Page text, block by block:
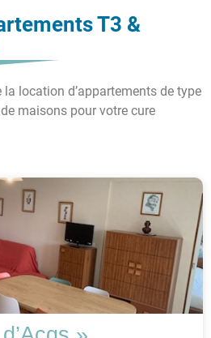
T3 &
la location d’appartements de type
maisons pour votre cure